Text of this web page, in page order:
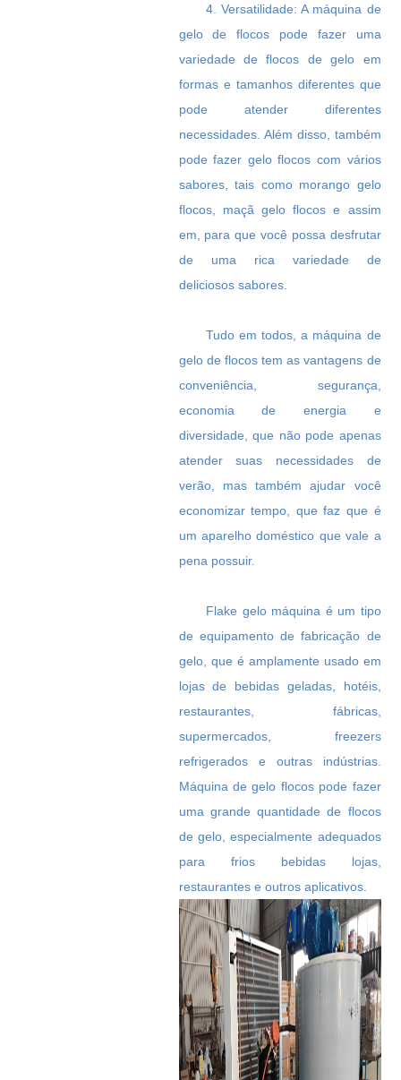
4. Versatilidade: A máquina de
gelo de flocos pode fazer uma
variedade de flocos de gelo em
formas e tamanhos diferentes que
pode atender diferentes
necessidades. Além disso, também
pode fazer gelo flocos com vários
sabores, tais como morango gelo
flocos, maçã gelo flocos e assim
em, para que você possa desfrutar
de uma rica variedade de
deliciosos sabores.
Tudo em todos, a máquina de
gelo de flocos tem as vantagens de
conveniência, segurança,
economia de energia e
diversidade, que não pode apenas
atender suas necessidades de
verão, mas também ajudar você
economizar tempo, que faz que é
um aparelho doméstico que vale a
pena possuir.
Flake gelo máquina é um tipo
de equipamento de fabricação de
gelo, que é amplamente usado em
lojas de bebidas geladas, hotéis,
restaurantes, fábricas,
supermercados, freezers
refrigerados e outras indústrias.
Máquina de gelo flocos pode fazer
uma grande quantidade de flocos
de gelo, especialmente adequados
para frios bebidas lojas,
restaurantes e outros aplicativos.